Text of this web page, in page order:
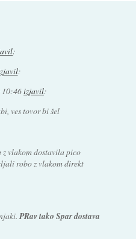
:
:
10:46izjavil:
ves tovor bi šel
z vlakom dostavila pico
robo z vlakom direkt
PRav tako Spar dostava